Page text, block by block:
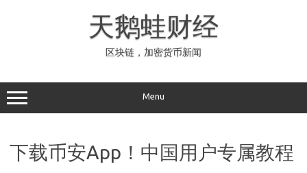
天鹅蛙财经
区块链，加密货币新闻
Menu
下载币安App！中国用户专属教程